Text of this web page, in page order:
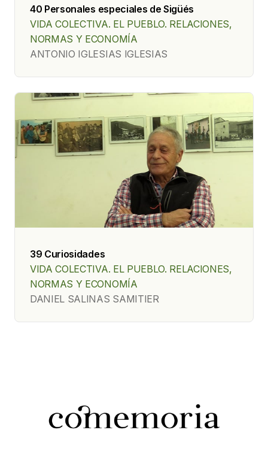
40 Personales especiales de Sigüés
VIDA COLECTIVA. EL PUEBLO. RELACIONES,
NORMAS Y ECONOMÍA
ANTONIO IGLESIAS IGLESIAS
39 Curiosidades
VIDA COLECTIVA. EL PUEBLO. RELACIONES,
NORMAS Y ECONOMÍA
DANIEL SALINAS SAMITIER